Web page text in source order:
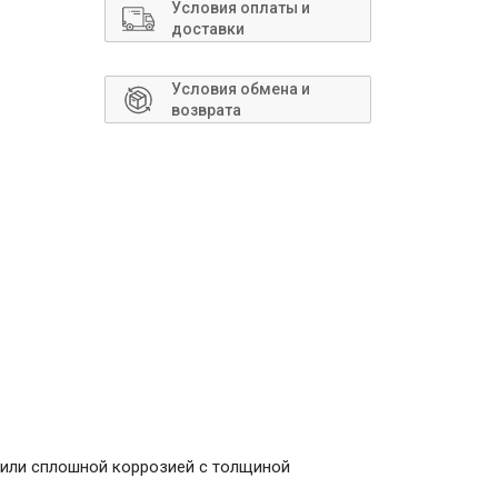
Условия оплаты и
доставки
Условия обмена и
возврата
сплошной коррозией c толщиной
Сантехника